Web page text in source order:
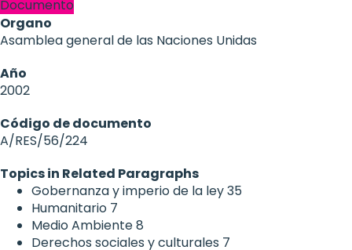
Documento
Organo
Asamblea general de las Naciones Unidas
Año
2002
Código de documento
A/RES/56/224
Topics in Related Paragraphs
Gobernanza y imperio de la ley35
Humanitario 7
Medio Ambiente8
Derechos sociales y culturales 7